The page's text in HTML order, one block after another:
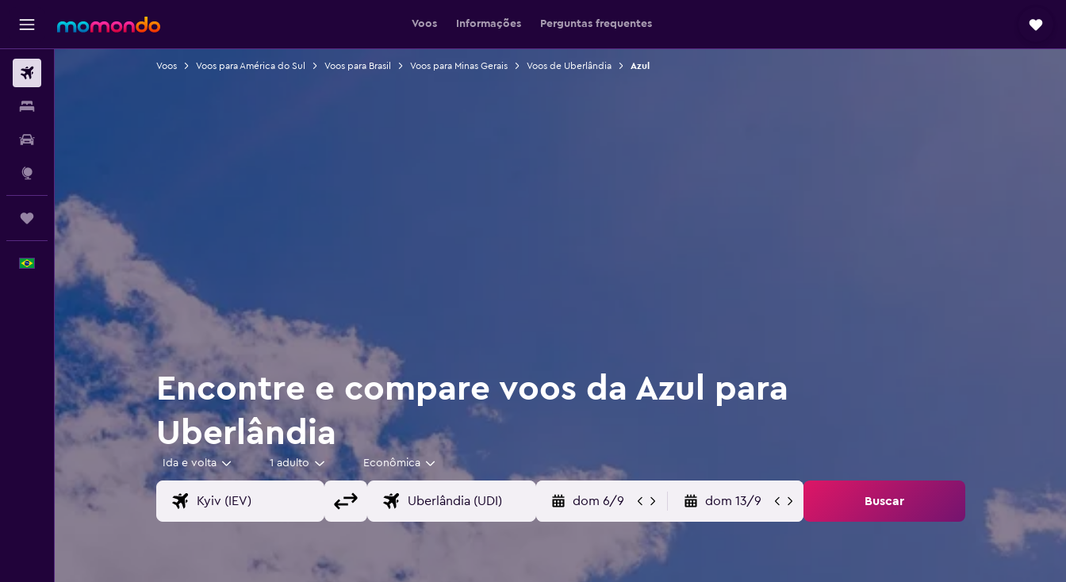
Voos Informações Perguntas frequentes
Trips
Voos Voos para América do Sul Voos para Brasil Voos para Minas Gerais Voos de Uberlândia Azul
Encontre e compare voos da Azul para
Uberlândia
Ida e volta 1 adulto Econômica
dom 6/9 dom 13/9 Buscar